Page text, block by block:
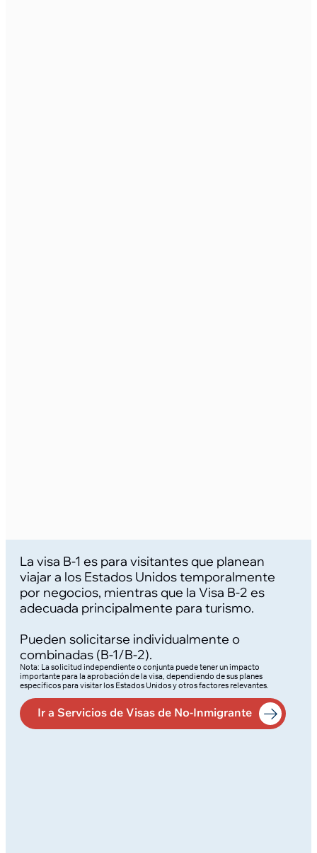
La visa B-1 es para visitantes que planean
viajar a los Estados Unidos temporalmente
por negocios, mientras que la Visa B-2 es
adecuada principalmente para turismo.
Pueden solicitarse individualmente o
combinadas (B-1/B-2).
Nota: La solicitud independiente o conjunta puede tener un impacto
importante para la aprobación de la visa, dependiendo de sus planes
específicos para visitar los Estados Unidos y otros factores relevantes.
Ir a Servicios de Visas de No-Inmigrante